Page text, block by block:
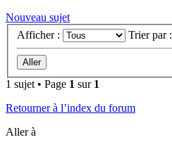
Nouveau sujet
Afficher :
Trier par :
1 sujet • Page 1 sur 1
Retourner à l’index du forum
Aller à